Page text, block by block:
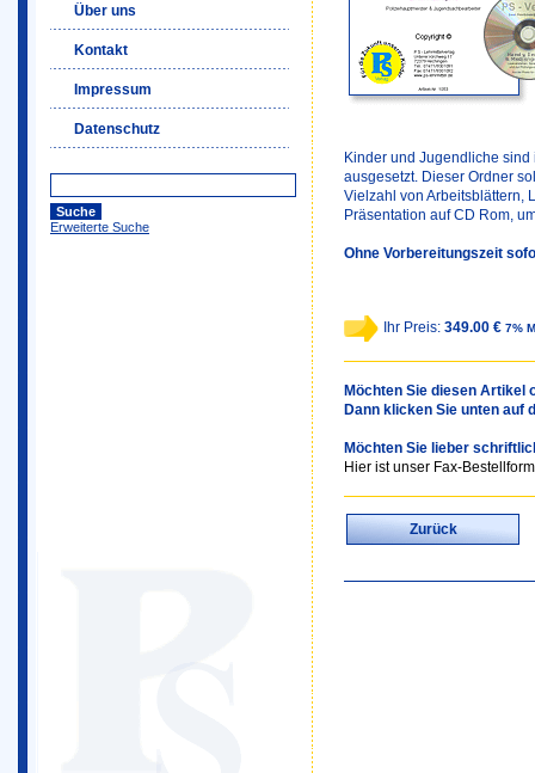
Über uns
Kontakt
Impressum
Datenschutz
Erweiterte Suche
Kinder und Jugendliche
ausgesetzt. Dieser Ordner
Vielzahl von Arbeitsblättern,
Präsentation auf CD Rom,
Ohne Vorbereitungszeit
Ihr Preis: 349.00 € 7%
Möchten Sie diesen Artikel
Dann klicken Sie unten auf
Möchten Sie lieber
Hier ist unser Fax-
Zurück